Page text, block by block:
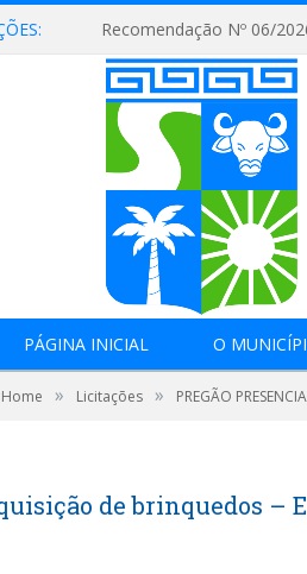
Recomendação Nº 06/
PÁGINA INICIAL O
Home » Licitações » PREGÃO
de brinquedos –